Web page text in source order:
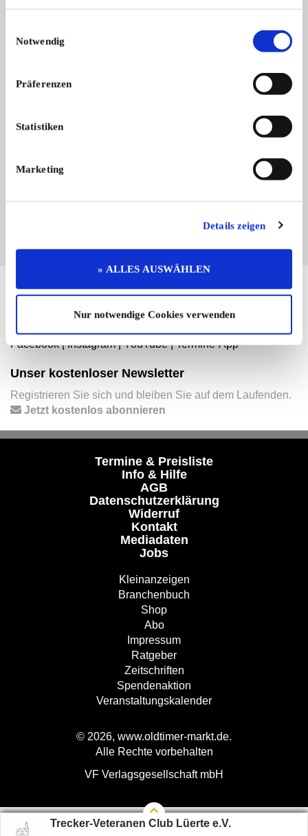
Notwendig
Präferenzen
Statistiken
Marketing
Details zeigen
» ALLES AUSWÄHLEN
Nur notwendige Cookies verwenden
Sie vertreten dieses Unternehmen? Übernehmen Sie
jetzt diesen Branchenbuch-Eintrag um ihn zu
Trecker-Veteranen Club Lüerte e.V.
Hier finden Sie mehr von OLDTIMER MARKT
Folgen Sie uns auf unseren Social-Media-Seiten oder
Facebook|Instagram|YouTube|Termine-App
Unser kostenloser Newsletter
Registrieren Sie sich und bleiben Sie auf dem Laufenden.
Jetzt kostenlos abonnieren
Termine & Preisliste
Info & Hilfe
AGB
Datenschutzerklärung
Widerruf
Kontakt
Mediadaten
Jobs
Kleinanzeigen
Branchenbuch
Shop
Abo
Impressum
Ratgeber
Zeitschriften
Spendenaktion
Veranstaltungskalender
© 2026, www.oldtimer-markt.de.
Alle Rechte vorbehalten
VF Verlagsgesellschaft mbH